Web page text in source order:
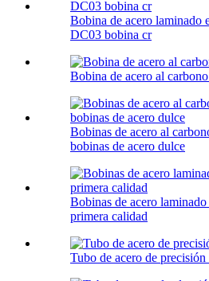
Bobina de acero
DC03 bobina cr
Bobina de acero al
Bobinas de acero al
bobinas de acero dulce
Bobinas de acero
primera calidad
Tubo de acero de